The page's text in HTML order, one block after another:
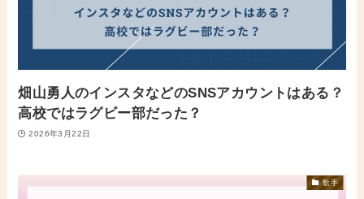
畑山勇人のインスタなどのSNSアカウントはある？
高校ではラグビー部だった？
2026年3月22日
歌手